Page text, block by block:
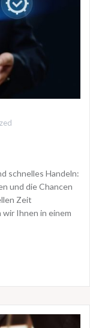
schnelles Handeln:
und die Chancen
Zeit
Ihnen in einem